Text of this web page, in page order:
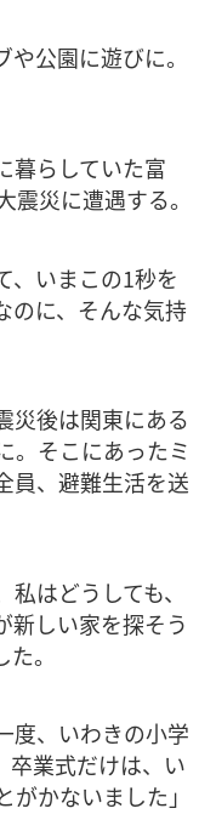
公園に遊びに。
暮らしていた富
災に遭遇する。
、いまこの1秒を
のに、そんな気持
災後は関東にある
。そこにあったミ
員、避難生活を送
はどうしても、
新しい家を探そう
。
度、いわきの小学
卒業式だけは、い
かないました」